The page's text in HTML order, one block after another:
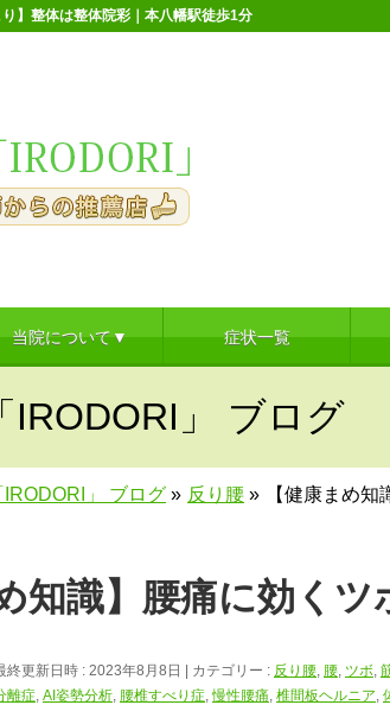
】整体は整体院彩｜本八幡駅徒歩1分
当院について▼ 症状一覧
」 ブログ
」 ブログ » 反り腰 » 【健康まめ知
知識】腰痛に効くツ
終更新日時 : 2023年8月8日 カテゴリー : 反り腰, 腰, ツボ,
離症, AI姿勢分析, 腰椎すべり症,慢性腰痛, 椎間板ヘルニア,